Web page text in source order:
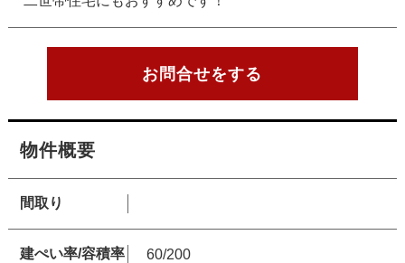
お問合せをする
物件概要
間取り
建ぺい率/容積率 60/200